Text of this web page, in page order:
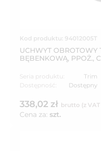
Kod produktu: 94012005T
UCHWYT OBROTOWY
BĘBENKOWĄ, PPOŻ.,
Seria produktu:
Trim
Dostępność:
Dostępny
338,02 zł brutto (z VAT
Cena za: szt.